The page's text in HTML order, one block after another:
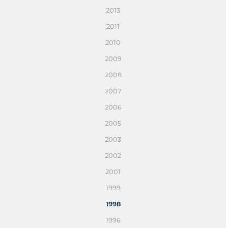
2013
2011
2010
2009
2008
2007
2006
2005
2003
2002
2001
1999
1998
1996